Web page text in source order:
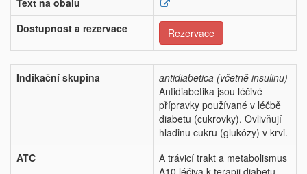
Text na obalu
Dostupnost a rezervace
Rezervace
Indikační skupina
antidiabetica (včetně insulinu)
Antidiabetika jsou léčivé
přípravky používané v léčbě
diabetu (cukrovky). Ovlivňují
hladinu cukru (glukózy) v krvi.
ATC
A trávicí trakt a metabolismus